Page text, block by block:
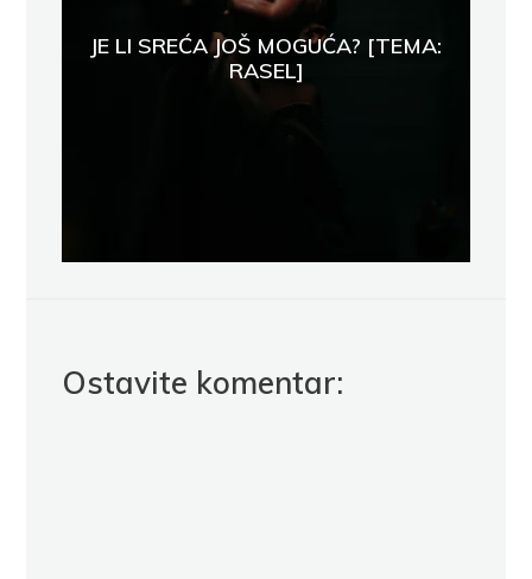
JE LI SREĆA JOŠ MOGUĆA? [TEMA:
RASEL]
Ostavite komentar: